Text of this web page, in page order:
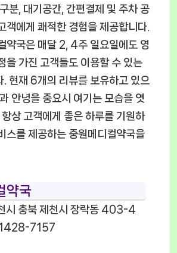
분, 대기공간, 간편결제 및 주차 공
객에게 쾌적한 경험을 제공합니다.
약국은 매달 2, 4주 일요일에도 영
을 가진 고객들도 이용할 수 있는
. 현재 6개의 리뷰를 보유하고 있으
안녕을 중요시 여기는 모습을 엿
상 고객에게 좋은 하루를 기원하
스를 제공하는 중원메디컬약국을
약국
시 충북 제천시 장락동 403-4
7157